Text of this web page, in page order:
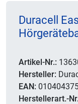
Duracell
Artikel-Nr.:
Hersteller:
EAN:
Herstellerart.-